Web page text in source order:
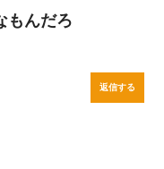
もんだろ
返信する